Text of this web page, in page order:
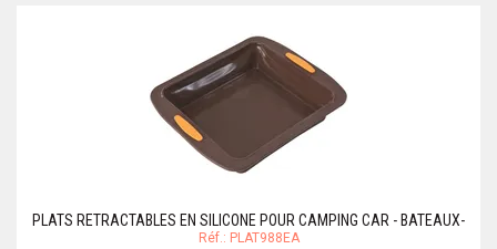
PLATS RETRACTABLES EN SILICONE POUR CAMPING CAR - BATEAUX-
Réf.: PLAT988EA